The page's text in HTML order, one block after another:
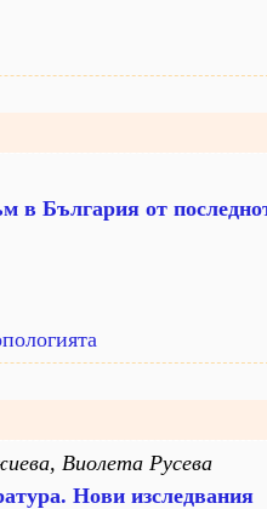
в България от
Виолета Русева
Нови изследвания